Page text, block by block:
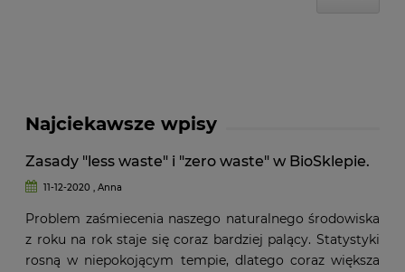
Najciekawsze wpisy
Zasady "less waste" i "zero waste" w BioSklepie.
11-12-2020 , Anna
Problem zaśmiecenia naszego naturalnego środowiska
z roku na rok staje się coraz bardziej palący. Statystyki
rosną w niepokojącym tempie, dlatego coraz większa